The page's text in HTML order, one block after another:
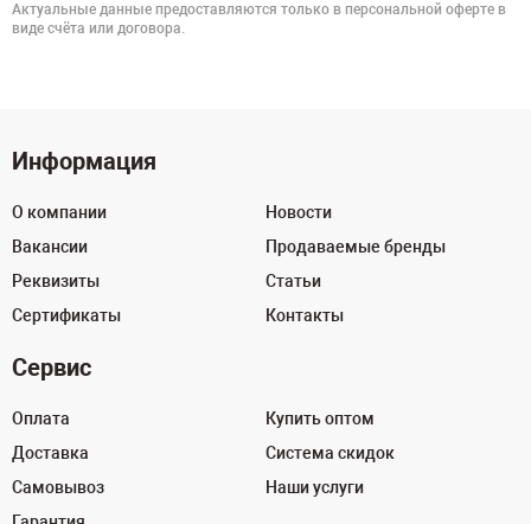
Актуальные данные предоставляются только в персональной оферте в
виде счёта или договора.
Информация
О компании
Вакансии
Реквизиты
Сертификаты
Новости
Продаваемые бренды
Статьи
Контакты
Сервис
Оплата
Доставка
Самовывоз
Купить оптом
Система скидок
Наши услуги